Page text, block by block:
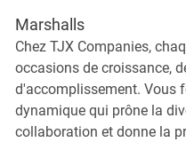
Marshalls
Chez TJX Companies,
occasions de croissance,
d'accomplissement. Vous
dynamique qui prône la
collaboration et donne la